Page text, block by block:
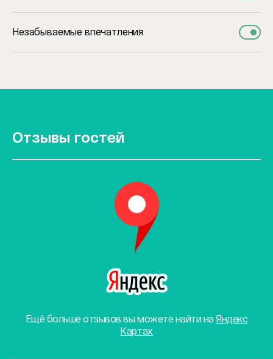
Незабываемые впечатления
Отзывы гостей
Ещё больше отзывов вы можете найти наЯндекс
Картах